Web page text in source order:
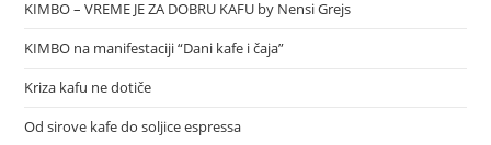
KIMBO – VREME JE ZA DOBRU KAFU by Nensi Grejs
KIMBO na manifestaciji “Dani kafe i čaja”
Kriza kafu ne dotiče
Od sirove kafe do soljice espressa